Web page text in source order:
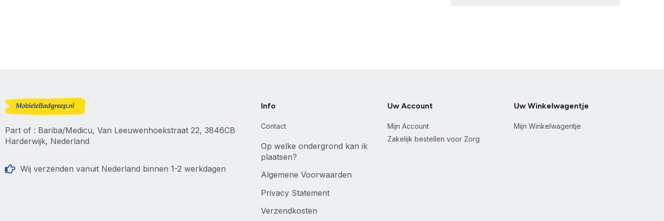
Part of : Bariba/Medicu, Van Leeuwenhoekstraat 22, 3846CB
Harderwijk, Nederland
Wij verzenden vanuit Nederland binnen 1-2 werkdagen
Info
Contact
Op welke ondergrond kan ik
plaatsen?
Algemene Voorwaarden
Privacy Statement
Verzendkosten
Uw Account
Mijn Account
Zakelijk bestellen voor Zorg
Uw Winkelwagentje
Mijn Winkelwagentje